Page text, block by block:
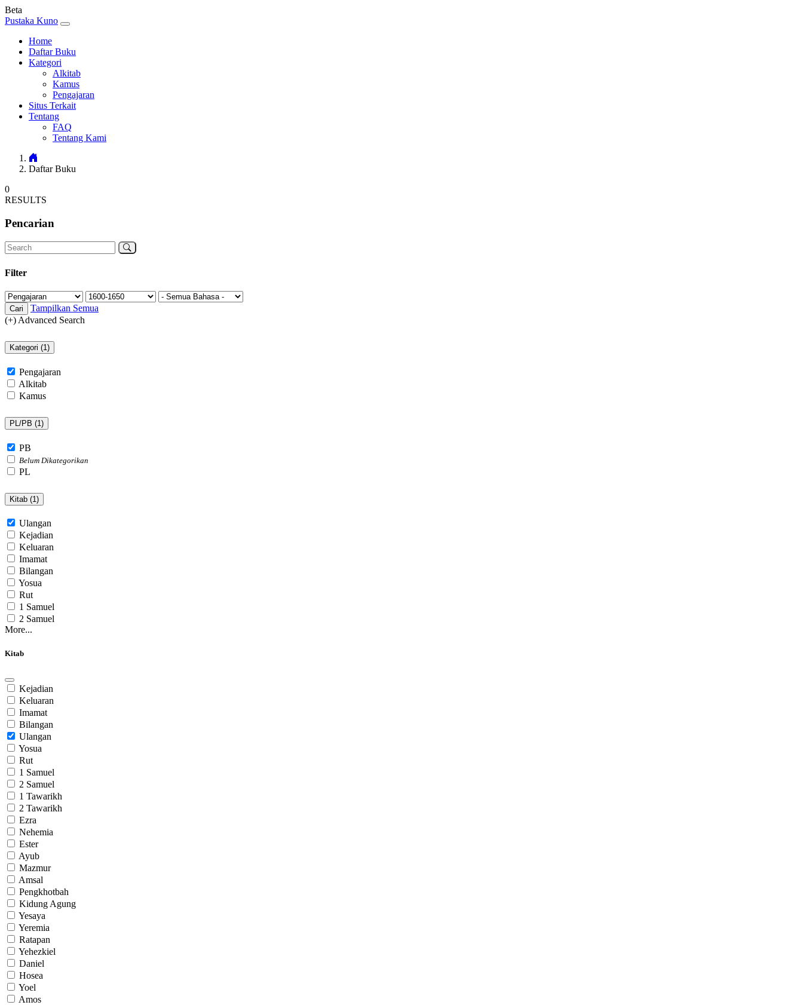
Beta
Pustaka Kuno
Home
Daftar Buku
Kategori
Alkitab
Kamus
Pengajaran
Situs Terkait
Tentang
FAQ
Tentang Kami
Daftar Buku
0
RESULTS
Pencarian
Filter
Cari
Tampilkan Semua
(+) Advanced Search
Kategori (1 )
Pengajaran
Alkitab
Kamus
PL/PB (1)
PB
Belum Dikategorikan
PL
Kitab (1)
Ulangan
Kejadian
Keluaran
Imamat
Bilangan
Yosua
Rut
1 Samuel
2 Samuel
More...
Kitab
Kejadian
Keluaran
Imamat
Bilangan
Ulangan
Yosua
Rut
1 Samuel
2 Samuel
1 Tawarikh
2 Tawarikh
Ezra
Nehemia
Ester
Ayub
Mazmur
Amsal
Pengkhotbah
Kidung Agung
Yesaya
Yeremia
Ratapan
Yehezkiel
Daniel
Hosea
Yoel
Amos